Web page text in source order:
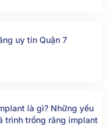
uy tín Quận 7
là gì? Những yếu
trình trồng răng implant